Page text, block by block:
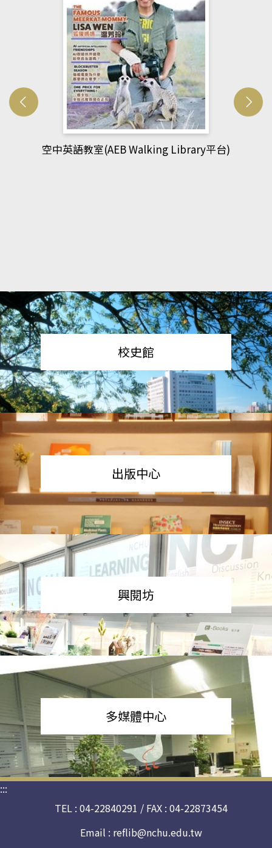
網管人(kono平台)
校史館
出版中心
興閱坊
多媒體中心
:::
TEL : 04-22840291 / FAX : 04-22873454
Email : reflib@nchu.edu.tw